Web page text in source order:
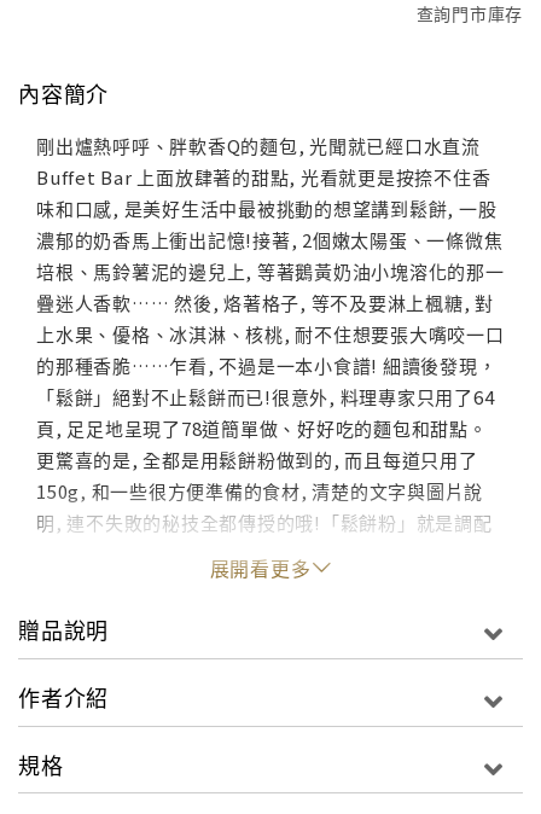
查詢門市庫存
內容簡介
剛出爐熱呼呼、胖軟香Q的麵包, 光聞就已經口水直流
Buffet Bar 上面放肆著的甜點, 光看就更是按捺不住香
味和口感, 是美好生活中最被挑動的想望講到鬆餅, 一股
濃郁的奶香馬上衝出記憶!接著, 2個嫩太陽蛋、一條微焦
培根、馬鈴薯泥的邊兒上, 等著鵝黃奶油小塊溶化的那一
疊迷人香軟…… 然後, 烙著格子, 等不及要淋上楓糖, 對
上水果、優格、冰淇淋、核桃, 耐不住想要張大嘴咬一口
的那種香脆……乍看, 不過是一本小食譜! 細讀後發現，
「鬆餅」絕對不止鬆餅而已!很意外, 料理專家只用了64
頁, 足足地呈現了78道簡單做、好好吃的麵包和甜點。
更驚喜的是, 全都是用鬆餅粉做到的, 而且每道只用了
150g, 和一些很方便準備的食材, 清楚的文字與圖片說
明, 連不失敗的秘技全都傳授的哦!「鬆餅粉」就是調配
過糖、泡打粉了的麵粉, 不用再過篩、長時間醒麵, 或費
力地搓揉麵糰, 是專門為了簡單製作、快速成果的用途。
書上琳琅滿目, 看得口水直流的麵包、土司、牛角、鹹
派、披薩、酥餅、沙布列、布朗尼、卷餅、馬芬、蛋糕
牙、歐鄉、美式、墨西哥、和風…… 各國風味；當成早
看到這樣多香味四溢、口感Q彈的麵包和甜點, 好想吃～
展開看更多
贈品說明
作者介紹
規格